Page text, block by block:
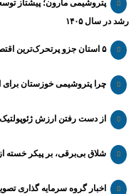
پتروشیمی مارون؛ پیشتاز
رشد در سال ۱۴۰۵
۵ استان جزو پرتحرک‌ترین اقتصاد‌های کشور
چرا پتروشیمی خوزستان برای
از دست رفتن ارزش
شلاق‌ بی‌برقی، بر پیکر خسته‌
اخبار گروه سرمایه گذاری تصویب سود ۶۵ تومانی